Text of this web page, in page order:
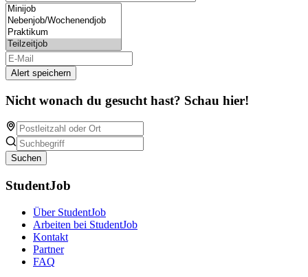
Alert speichern
Nicht wonach du gesucht hast? Schau hier!
Suchen
StudentJob
Über StudentJob
Arbeiten bei StudentJob
Kontakt
Partner
FAQ